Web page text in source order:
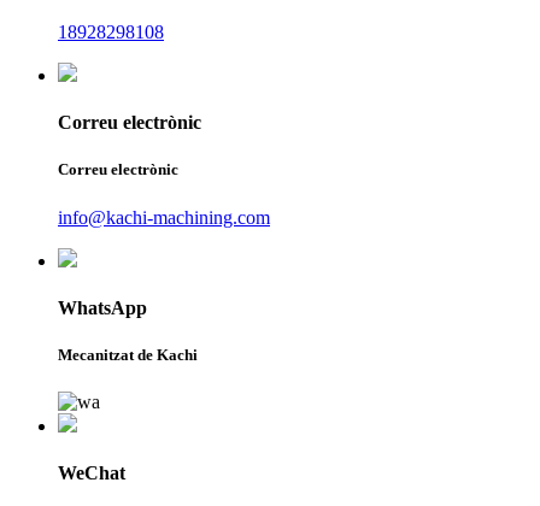
18928298108
Correu electrònic
Correu electrònic
info@kachi-machining.com
WhatsApp
Mecanitzat de Kachi
WeChat